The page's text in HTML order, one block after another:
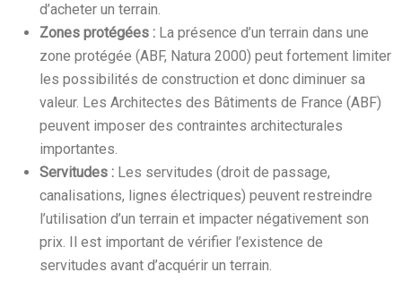
d’acheter un terrain.
Zones protégées : La présence d’un terrain dans une
zone protégée (ABF, Natura 2000) peut fortement limiter
les possibilités de construction et donc diminuer sa
valeur. Les Architectes des Bâtiments de France (ABF)
peuvent imposer des contraintes architecturales
importantes.
Servitudes : Les servitudes (droit de passage,
canalisations, lignes électriques) peuvent restreindre
l’utilisation d’un terrain et impacter négativement son
prix. Il est important de vérifier l’existence de
servitudes avant d’acquérir un terrain.